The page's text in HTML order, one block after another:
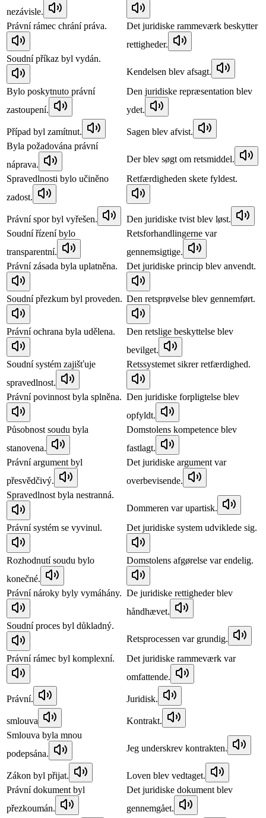
nezávisle.
Právní rámec chrání práva.
Det juridiske rammeværk beskytter
rettigheder.
Soudní příkaz byl vydán.
Kendelsen blev afsagt.
Bylo poskytnuto právní
zastoupení.
Den juridiske repræsentation blev
ydet.
Případ byl zamítnut.
Sagen blev afvist.
Byla požadována právní
náprava.
Der blev søgt om retsmiddel.
Spravedlnosti bylo učiněno
zadost.
Retfærdigheden skete fyldest.
Právní spor byl vyřešen.
Den juridiske tvist blev løst.
Soudní řízení bylo
transparentní.
Retsforhandlingerne var
gennemsigtige.
Právní zásada byla uplatněna.
Det juridiske princip blev anvendt.
Soudní přezkum byl proveden. Den retsprøvelse blev gennemført.
Právní ochrana byla udělena.
Den retslige beskyttelse blev
bevilget.
Soudní systém zajišťuje
spravedlnost.
Retssystemet sikrer retfærdighed.
Právní povinnost byla splněna. Den juridiske forpligtelse blev
opfyldt.
Působnost soudu byla
stanovena.
Domstolens kompetence blev
fastlagt.
Právní argument byl
přesvědčivý.
Det juridiske argument var
overbevisende.
Spravedlnost byla nestranná.
Dommeren var upartisk.
Právní systém se vyvinul.
Det juridiske system udviklede sig.
Rozhodnutí soudu bylo
konečné.
Domstolens afgørelse var endelig.
Právní nároky byly vymáhány. De juridiske rettigheder blev
håndhævet.
Soudní proces byl důkladný.
Retsprocessen var grundig.
Právní rámec byl komplexní.
Det juridiske rammeværk var
omfattende.
Právní. Juridisk.
smlouva
Kontrakt.
Smlouva byla mnou
podepsána.
Jeg underskrev kontrakten.
Zákon byl přijat.
Loven blev vedtaget.
Právní dokument byl
přezkoumán.
Det juridiske dokument blev
gennemgået.